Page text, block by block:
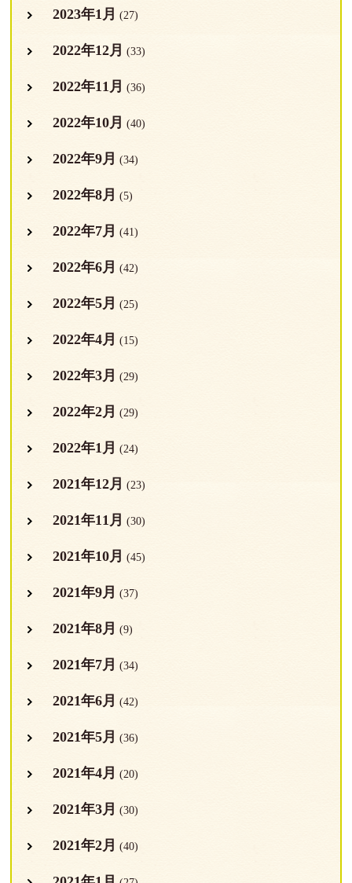
2023年1月 (27)
2022年12月 (33)
2022年11月 (36)
2022年10月 (40)
2022年9月 (34)
2022年8月 (5)
2022年7月 (41)
2022年6月 (42)
2022年5月 (25)
2022年4月 (15)
2022年3月 (29)
2022年2月 (29)
2022年1月 (24)
2021年12月 (23)
2021年11月 (30)
2021年10月 (45)
2021年9月 (37)
2021年8月 (9)
2021年7月 (34)
2021年6月 (42)
2021年5月 (36)
2021年4月 (20)
2021年3月 (30)
2021年2月 (40)